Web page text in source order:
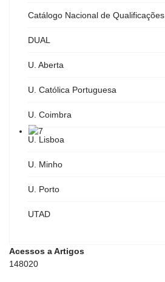
Catálogo Nacional de Qualificações
DUAL
U. Aberta
U. Católica Portuguesa
U. Coimbra
U. Lisboa
U. Minho
U. Porto
UTAD
Acessos a Artigos
148020